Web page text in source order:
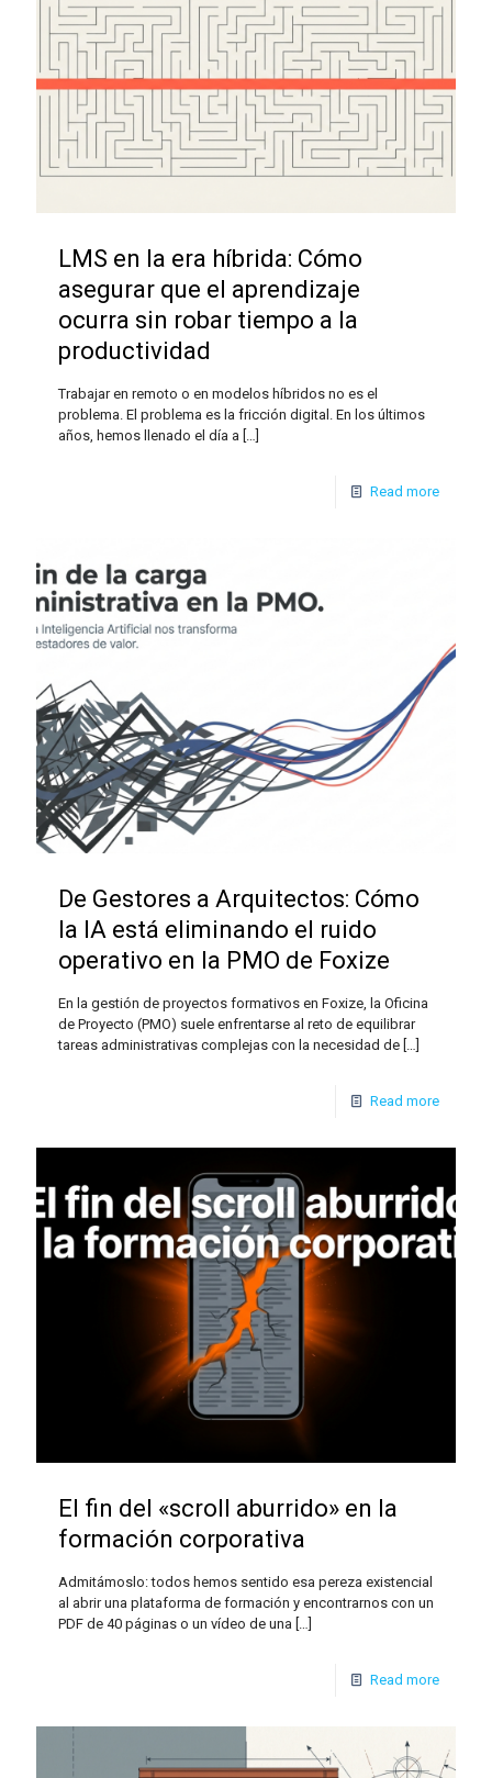
LMS en la era híbrida: Cómo
asegurar que el aprendizaje
ocurra sin robar tiempo a la
productividad
Trabajar en remoto o en modelos híbridos no es el
problema. El problema es la fricción digital. En los últimos
años, hemos llenado el día a […]
Read more
De Gestores a Arquitectos: Cómo
la IA está eliminando el ruido
operativo en la PMO de Foxize
En la gestión de proyectos formativos en Foxize, la Oficina
de Proyecto (PMO) suele enfrentarse al reto de equilibrar
tareas administrativas complejas con la necesidad de […]
Read more
El fin del «scroll aburrido» en la
formación corporativa
Admitámoslo: todos hemos sentido esa pereza existencial
al abrir una plataforma de formación y encontrarnos con un
PDF de 40 páginas o un vídeo de una
Read more